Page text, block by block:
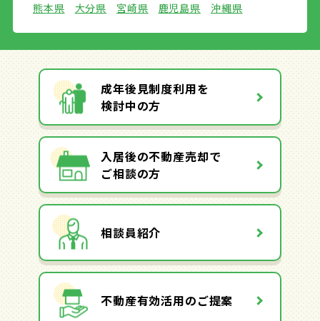
熊本県
大分県 宮崎県 鹿児島県 沖縄県
成年後見制度利用を
検討中の方
入居後の不動産売却で
ご相談の方
相談員紹介
不動産有効活用のご提案